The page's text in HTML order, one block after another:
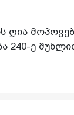
ღია
240-ე